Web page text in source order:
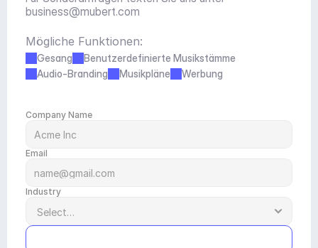
business@mubert.com
Mögliche Funktionen:
Gesang
Benutzerdefinierte Musikstämme
Audio-Branding
Musikpläne Werbung
Company Name
Email
Industry